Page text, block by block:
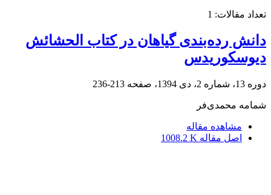
تعداد مقالات: 1
دانش رده‌بندی گیاهان در کتاب الحشائش
دیوسکوریدس
دوره 13، شماره 2، دی 1394، صفحه 213-236
شمامه محمدی‌فر
مشاهده مقاله
اصل مقاله 1008.2 K